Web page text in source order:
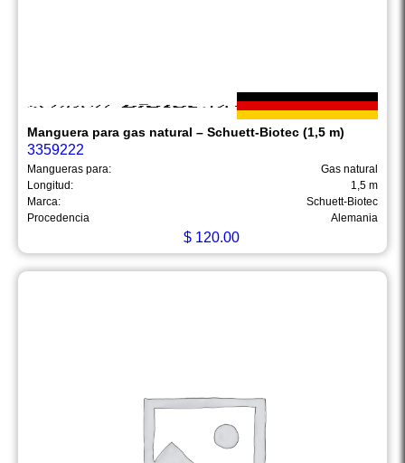
Manguera para gas natural – Schuett-Biotec (1,5 m)
3359222
Mangueras para:
Gas natural
Longitud:
1,5 m
Marca:
Schuett-Biotec
Procedencia
Alemania
$ 120.00